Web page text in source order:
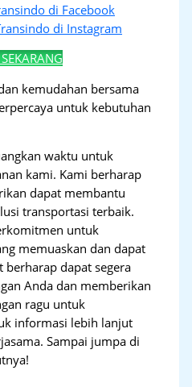
di Facebook
di Instagram
kemudahan bersama
untuk kebutuhan
waktu untuk
kami. Kami berharap
dapat membantu
transportasi terbaik.
untuk
memuaskan dan dapat
berharap dapat segera
Anda dan memberikan
ragu untuk
informasi lebih lanjut
Sampai jumpa di